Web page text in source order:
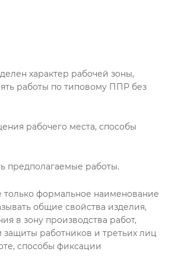
характер рабочей зоны,
работы по типовому ППР без
рабочего места, способы
предполагаемые работы.
формальное наименование
общие свойства изделия,
в зону производства работ,
защиты работников и третьих лиц
способы фиксации